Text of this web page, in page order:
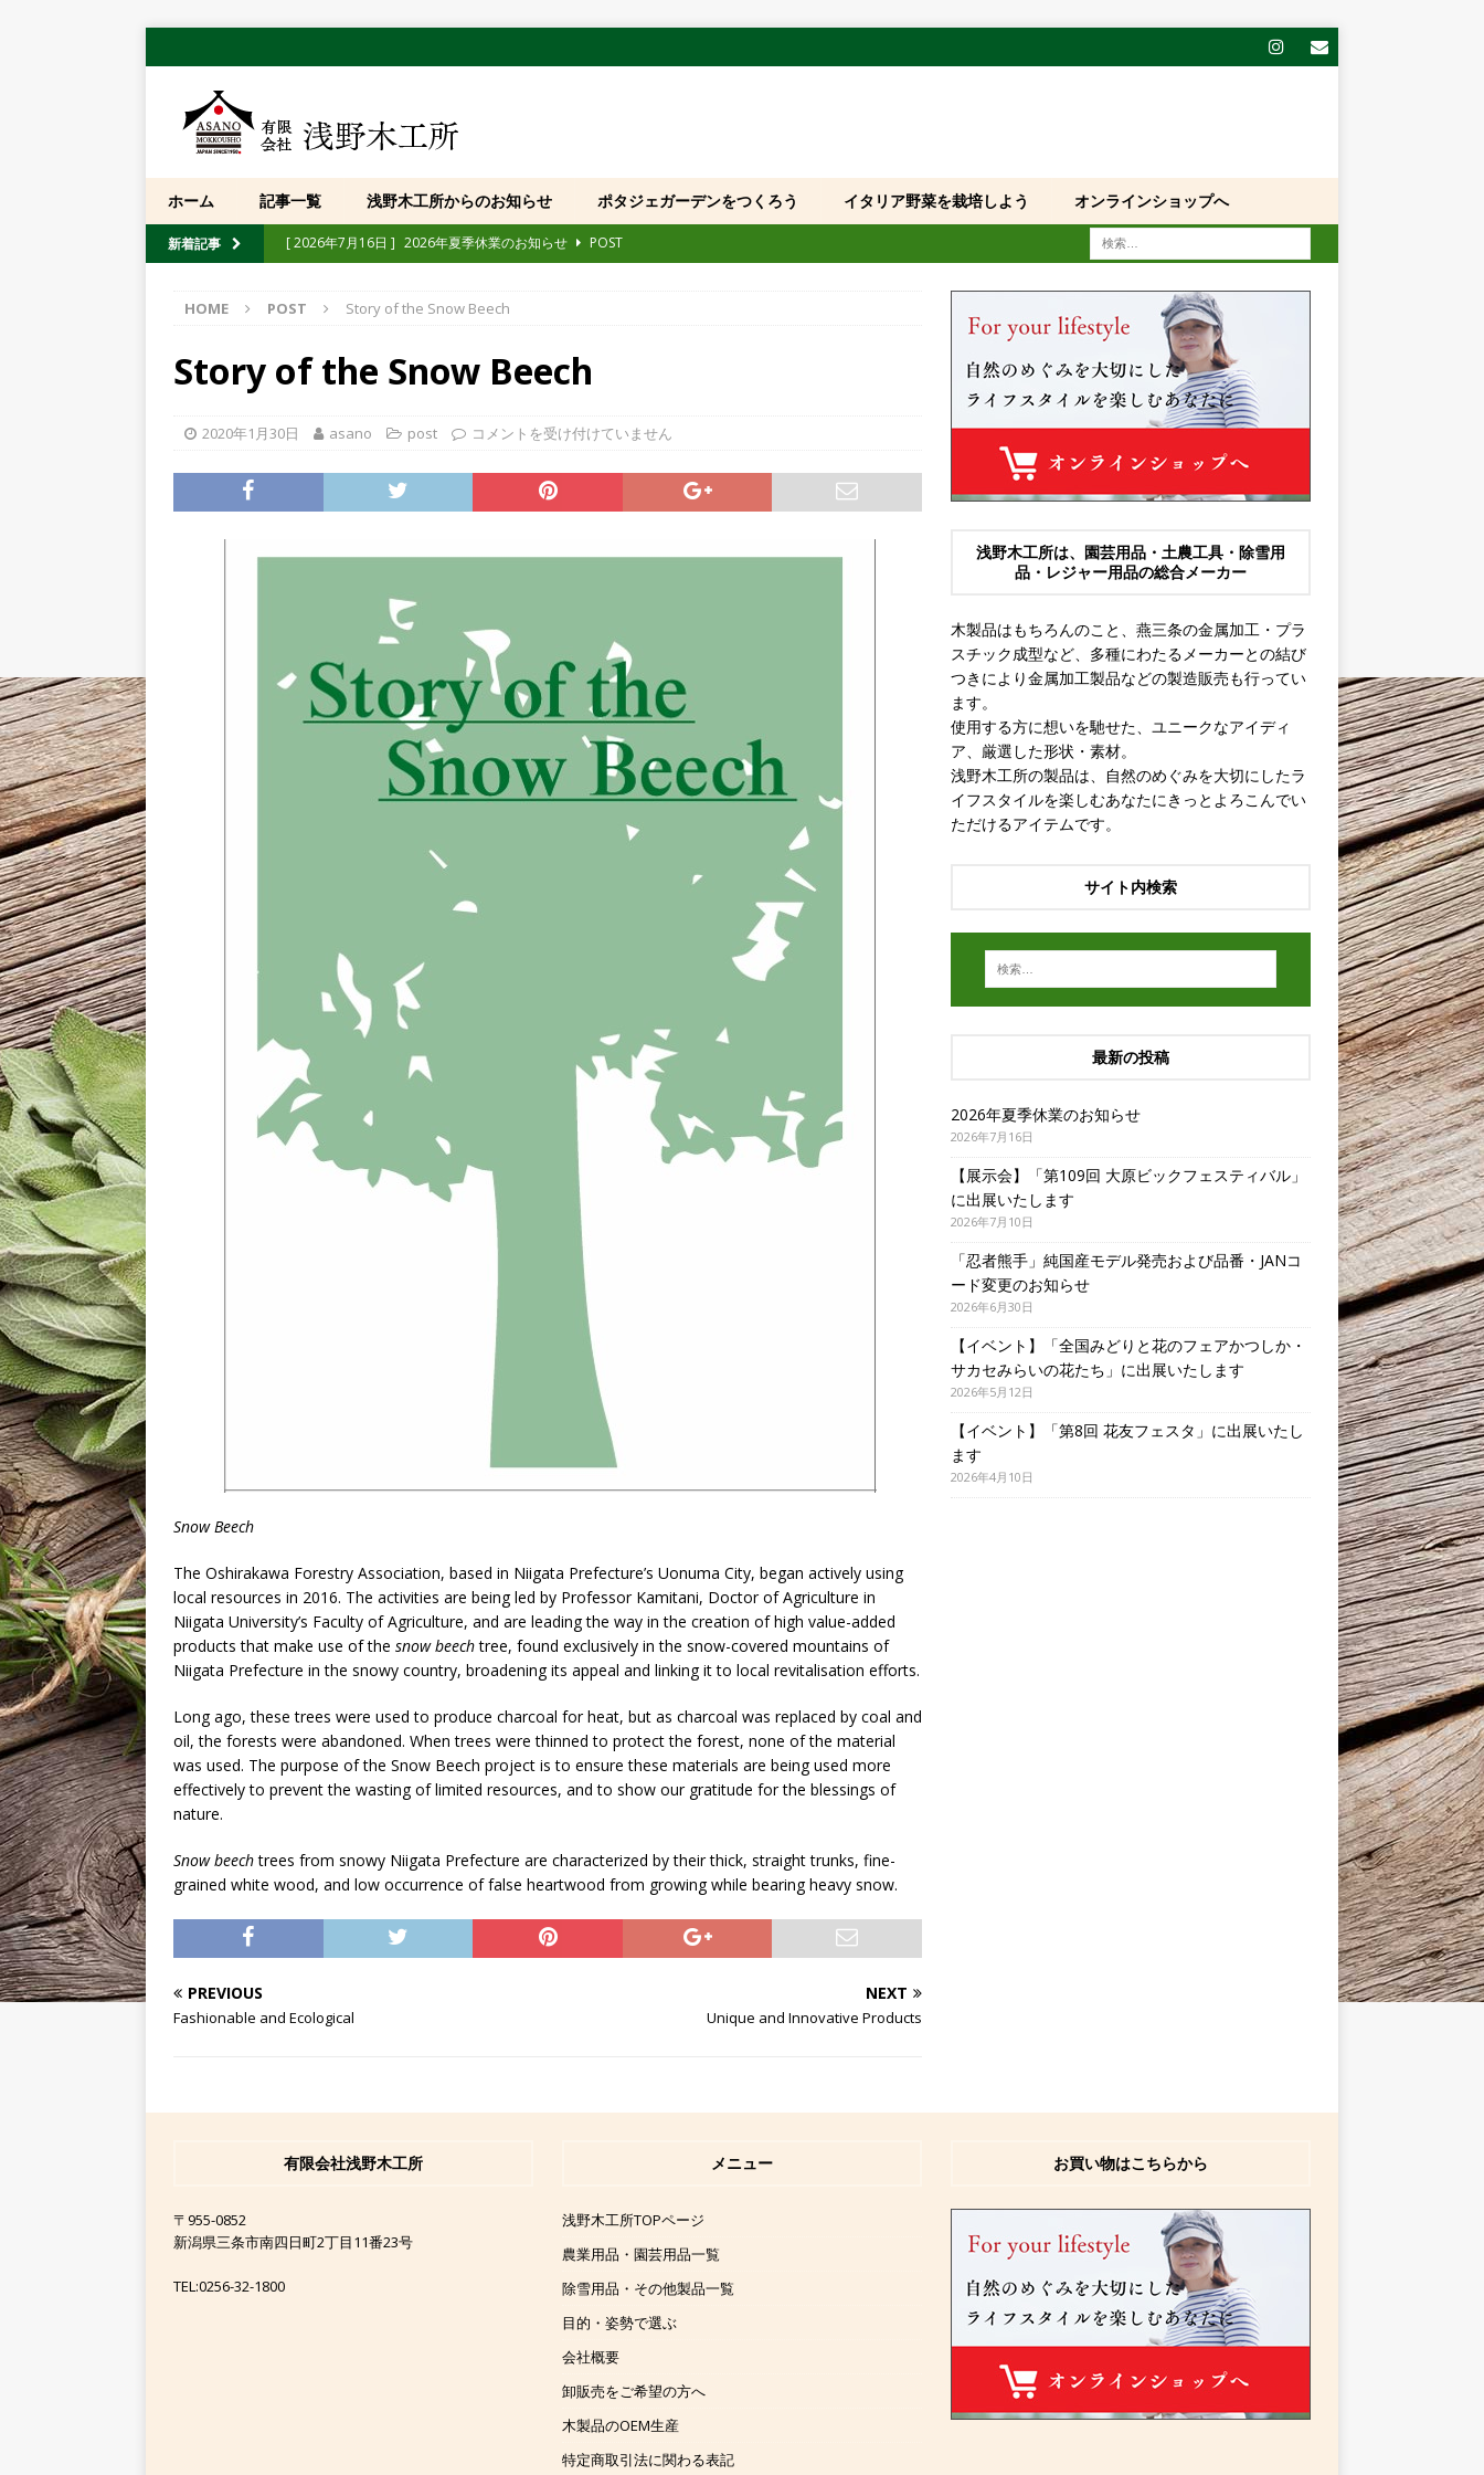
ホーム 記事一覧 浅野木工所からのお知らせ ポタジェガーデンをつくろう イタリア野菜を栽培しよう オンラインショップへ
新着記事 [ 2026年7月16日 ] 2026年夏季休業のお知らせ
POST
[ 2026年6月30日 ] 「忍者熊手」純国産モデル発売および品番・JANコード変更のお知らせ
[ 2026年5月12日 ]
【イベント】「全国みどりと花のフェアかつしか・サカセみらいの花たち」に出展い
[ 2026年4月10日 ] 【イベント】「第8回 花友フェスタ」に出展いたします
HOME POST Story of the Snow Beech
Story of the Snow Beech
2020年1月30日 asano post コメントを受け付けていません
Snow Beech
The Oshirakawa Forestry Association, based in Niigata Prefecture’s Uonuma City, began actively using
local resources in 2016. The activities are being led by Professor Kamitani, Doctor of Agriculture in
Niigata University’s Faculty of Agriculture, and are leading the way in the creation of high value-added
products that make use of the snow beechtree, found exclusively in the snow-covered mountains of
Niigata Prefecture in the snowy country, broadening its appeal and linking it to local revitalisation efforts.
Long ago, these trees were used to produce charcoal for heat, but as charcoal was replaced by coal and
oil, the forests were abandoned. When trees were thinned to protect the forest, none of the material
was used. The purpose of the Snow Beech project is to ensure these materials are being used more
effectively to prevent the wasting of limited resources, and to show our gratitude for the blessings of
nature.
Snow beechtrees from snowy Niigata Prefecture are characterized by their thick, straight trunks, fine-
grained white wood, and low occurrence of false heartwood from growing while bearing heavy snow.
PREVIOUS
Fashionable and Ecological
NEXT
Unique and Innovative Products
浅野木工所は、園芸用品・土農工具・除雪用
品・レジャー用品の総合メーカー
木製品はもちろんのこと、燕三条の金属加工・プラ
スチック成型など、多種にわたるメーカーとの結び
つきにより金属加工製品などの製造販売も行ってい
ます。
使用する方に想いを馳せた、ユニークなアイディ
ア、厳選した形状・素材。
浅野木工所の製品は、自然のめぐみを大切にしたラ
イフスタイルを楽しむあなたにきっとよろこんでい
ただけるアイテムです。
サイト内検索
最新の投稿
2026年夏季休業のお知らせ
2026年7月16日
【展示会】「第109回 大原ビックフェスティバル」
に出展いたします
2026年7月10日
「忍者熊手」純国産モデル発売および品番・JANコ
ード変更のお知らせ
2026年6月30日
【イベント】「全国みどりと花のフェアかつしか・
サカセみらいの花たち」に出展いたします
2026年5月12日
【イベント】「第8回 花友フェスタ」に出展いたし
ます
2026年4月10日
有限会社浅野木工所
〒955-0852
新潟県三条市南四日町2丁目11番23号
TEL:0256-32-1800
メニュー
浅野木工所TOPページ
農業用品・園芸用品一覧
除雪用品・その他製品一覧
目的・姿勢で選ぶ
会社概要
卸販売をご希望の方へ
木製品のOEM生産
特定商取引法に関わる表記
お買い物はこちらから